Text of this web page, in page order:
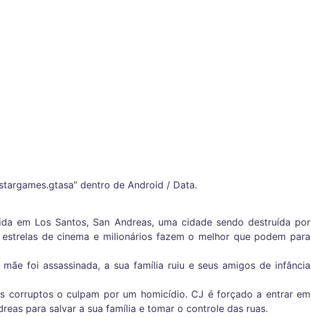
dentro de Android / Data.
em Los Santos, San Andreas, uma cidade sendo destruída por
de cinema e milionários fazem o melhor que podem para
foi assassinada, a sua família ruiu e seus amigos de infância
corruptos o culpam por um homicídio. CJ é forçado a entrar em
para salvar a sua família e tomar o controle das ruas.